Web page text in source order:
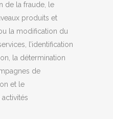
de la fraude, le
produits et
la modification du
l’identification
la détermination
de
et le